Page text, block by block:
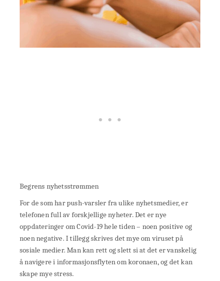
Begrens nyhetsstrømmen
For de som har push-varsler fra ulike nyhetsmedier, er
telefonen full av forskjellige nyheter. Det er nye
oppdateringer om Covid-19 hele tiden – noen positive og
noen negative. I tillegg skrives det mye om viruset på
sosiale medier. Man kan rett og slett si at det er vanskelig
å navigere i informasjonsflyten om koronaen, og det kan
skape mye stress.